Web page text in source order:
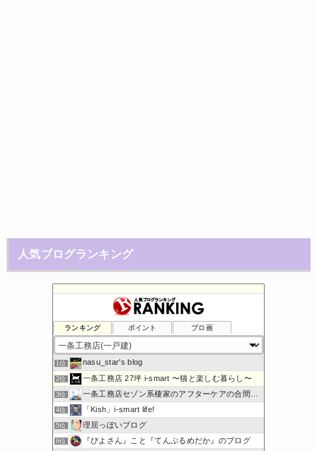
人気ブログランキング
ランキング ポイント ブロ画
1位 nasu_star's blog
2位 一条工務店 27坪 i-smart 〜猫と楽しむ暮らし〜
3位 一条工務店セゾン系棲家のアフターケアの合間に綴るブログ
4位 「Kish」i-smart life!
5位 理屈っぽいブログ
6位 『ぴよさん』こと『てんぷるめだか』のブログ